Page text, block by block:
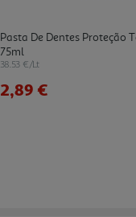
Pasta De Dentes Proteção
75ml
38.53 €/Lt
2,89 €